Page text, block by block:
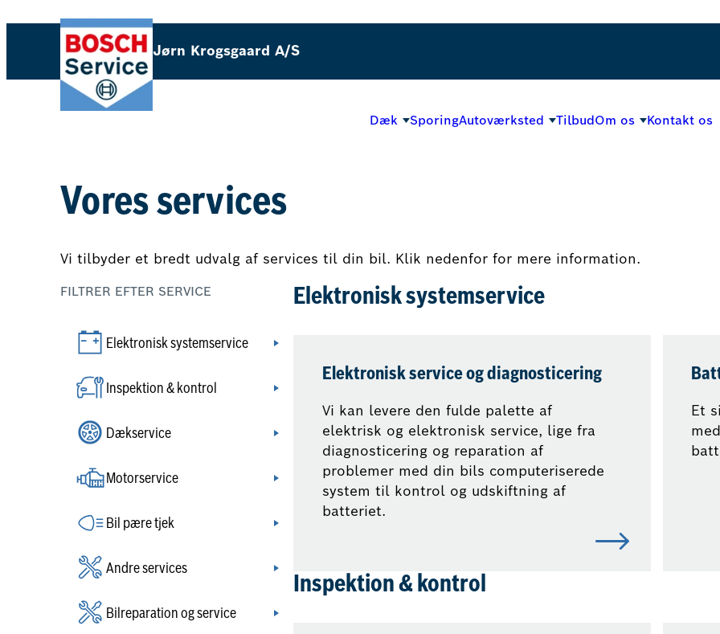
Jørn Krogsgaard A/S
Dæk SporingAutoværksted TilbudOm os Kontakt os
Vores services
Vi tilbyder et bredt udvalg af services til din bil. Klik nedenfor for mere information.
FILTRER EFTER SERVICE
Elektronisk systemservice
Inspektion & kontrol
Dækservice
Motorservice
Bil pære tjek
Andre services
Bilreparation og service
Elektronisk systemservice
Elektronisk service og diagnosticering
Vi kan levere den fulde palette af
elektrisk og elektronisk service, lige fra
diagnosticering og reparation af
problemer med din bils computeriserede
system til kontrol og udskiftning af
batteriet.
Et
Inspektion & kontrol